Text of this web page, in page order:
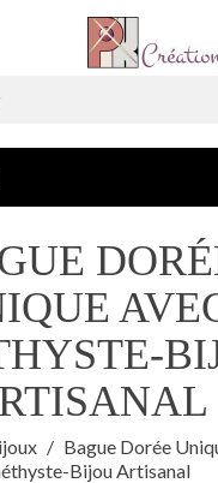
Bague Dorée
Bijou Artisanal